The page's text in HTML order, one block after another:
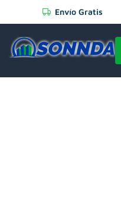
Envío Gratis